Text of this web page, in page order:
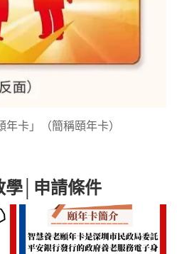
年卡」（簡稱頤年卡）
學│申請條件